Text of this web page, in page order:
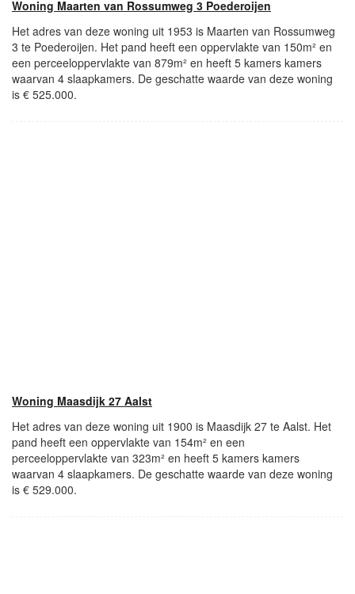
Woning Maarten van Rossumweg 3 Poederoijen
Het adres van deze woning uit 1953 is Maarten van Rossumweg
3 te Poederoijen. Het pand heeft een oppervlakte van 150m² en
een perceeloppervlakte van 879m² en heeft 5 kamers kamers
waarvan 4 slaapkamers. De geschatte waarde van deze woning
is € 525.000.
Woning Maasdijk 27 Aalst
Het adres van deze woning uit 1900 is Maasdijk 27 te Aalst. Het
pand heeft een oppervlakte van 154m² en een
perceeloppervlakte van 323m² en heeft 5 kamers kamers
waarvan 4 slaapkamers. De geschatte waarde van deze woning
is € 529.000.